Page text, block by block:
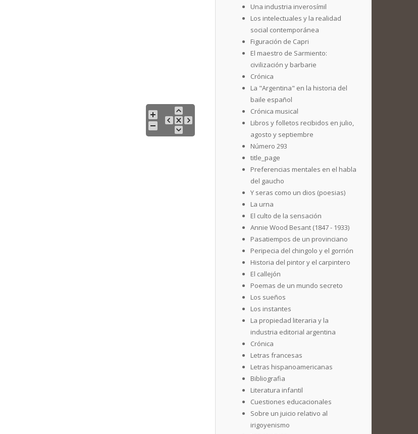
Una industria inverosímil
Los intelectuales y la realidad
social contemporánea
Figuración de Capri
El maestro de Sarmiento:
civilización y barbarie
Crónica
La "Argentina" en la historia del
baile español
Crónica musical
Libros y folletos recibidos en julio,
agosto y septiembre
Número 293
title_page
Preferencias mentales en el habla
del gaucho
Y seras como un dios (poesias)
La urna
El culto de la sensación
Annie Wood Besant (1847 - 1933)
Pasatiempos de un provinciano
Peripecia del chingolo y el gorrión
Historia del pintor y el carpintero
El callejón
Poemas de un mundo secreto
Los sueños
Los instantes
La propiedad literaria y la
industria editorial argentina
Crónica
Letras francesas
Letras hispanoamericanas
Bibliografia
Literatura infantil
Cuestiones educacionales
Sobre un juicio relativo al
irigoyenismo